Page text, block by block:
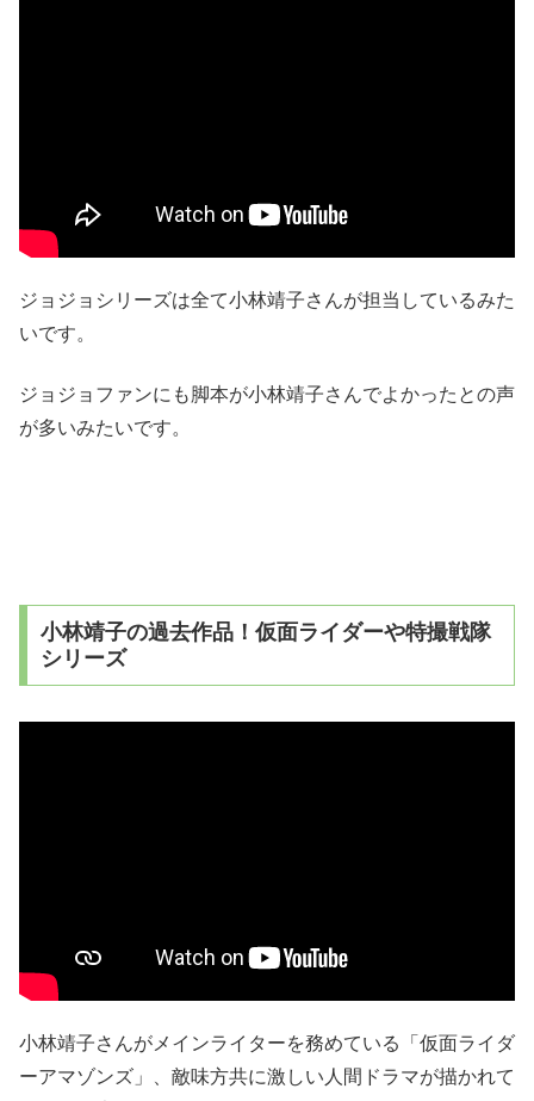
ジョジョシリーズは全て小林靖子さんが担当しているみた
いです。
ジョジョファンにも脚本が小林靖子さんでよかったとの声
が多いみたいです。
小林靖子の過去作品！仮面ライダーや特撮戦隊
シリーズ
小林靖子さんがメインライターを務めている「仮面ライダ
ーアマゾンズ」、敵味方共に激しい人間ドラマが描かれて